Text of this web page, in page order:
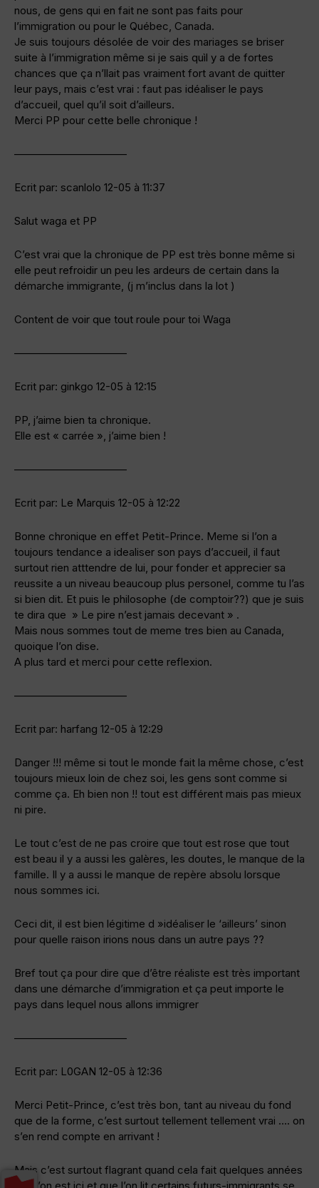
nous, de gens qui en fait ne sont pas faits pour
l’immigration ou pour le Québec, Canada.
Je suis toujours désolée de voir des mariages se briser
suite à l’immigration même si je sais quìl y a de fortes
chances que ça n’llait pas vraiment fort avant de quitter
leur pays, mais c’est vrai : faut pas idéaliser le pays
d’accueil, quel qu’il soit d’ailleurs.
Merci PP pour cette belle chronique !
——————————–
Ecrit par: scanlolo 12-05 à 11:37
Salut waga et PP
C’est vrai que la chronique de PP est très bonne même si
elle peut refroidir un peu les ardeurs de certain dans la
démarche immigrante, (j m’inclus dans la lot )
Content de voir que tout roule pour toi Waga
——————————–
Ecrit par: ginkgo 12-05 à 12:15
PP, j’aime bien ta chronique.
Elle est « carrée », j’aime bien !
——————————–
Ecrit par: Le Marquis 12-05 à 12:22
Bonne chronique en effet Petit-Prince. Meme si l’on a
toujours tendance a idealiser son pays d’accueil, il faut
surtout rien atttendre de lui, pour fonder et apprecier sa
reussite a un niveau beaucoup plus personel, comme tu l’as
si bien dit. Et puis le philosophe (de comptoir??) que je suis
te dira que » Le pire n’est jamais decevant » .
Mais nous sommes tout de meme tres bien au Canada,
quoique l’on dise.
A plus tard et merci pour cette reflexion.
——————————–
Ecrit par: harfang 12-05 à 12:29
Danger !!! même si tout le monde fait la même chose, c’est
toujours mieux loin de chez soi, les gens sont comme si
comme ça. Eh bien non !! tout est différent mais pas mieux
ni pire.
Le tout c’est de ne pas croire que tout est rose que tout
est beau il y a aussi les galères, les doutes, le manque de la
famille. Il y a aussi le manque de repère absolu lorsque
nous sommes ici.
Ceci dit, il est bien légitime d »idéaliser le ‘ailleurs’ sinon
pour quelle raison irions nous dans un autre pays ??
Bref tout ça pour dire que d’être réaliste est très important
dans une démarche d’immigration et ça peut importe le
pays dans lequel nous allons immigrer
——————————–
Ecrit par: L0GAN 12-05 à 12:36
Merci Petit-Prince, c’est très bon, tant au niveau du fond
que de la forme, c’est surtout tellement tellement vrai …. on
s’en rend compte en arrivant !
Mais c’est surtout flagrant quand cela fait quelques années